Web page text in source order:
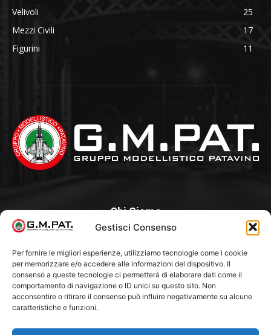
Gestisci Consenso
Per fornire le migliori esperienze, utilizziamo tecnologie come i cookie
per memorizzare e/o accedere alle informazioni del dispositivo. Il
consenso a queste tecnologie ci permetterà di elaborare dati come il
comportamento di navigazione o ID unici su questo sito. Non
acconsentire o ritirare il consenso può influire negativamente su alcune
caratteristiche e funzioni.
Velivoli
25
Mezzi Civili
17
Figurini
11
Chi Siamo
l’intento di creare a Padova un punto di aggregazione e di
riferimento per l’hobby del modellismo statico. Tra i Soci
“fondatori” ci sono Franco Callegari e Gianni Besenzon.
Seguici Su